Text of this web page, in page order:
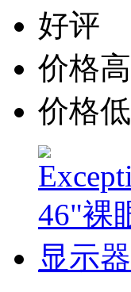
好评
价格高
价格低